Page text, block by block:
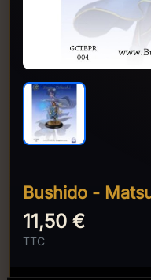
Bushido -
11,50 €
TTC